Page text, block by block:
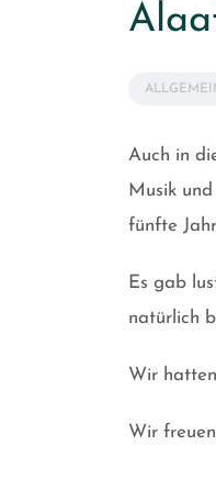
Auch in
Musik
fünfte
Es gab
natürlich
Wir
Wir